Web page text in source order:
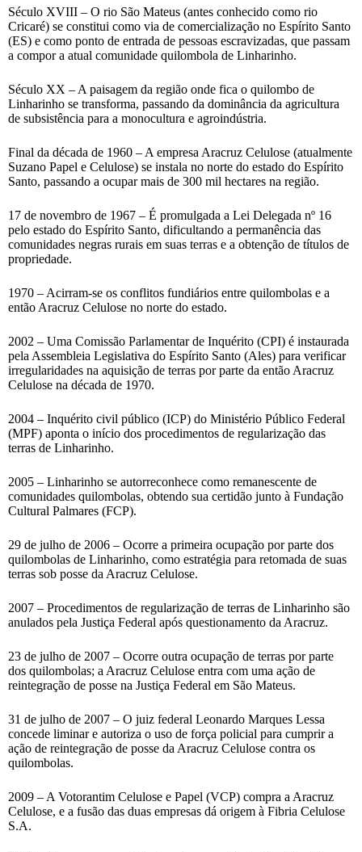
Século XVIII – O rio São Mateus (antes conhecido como rio
Cricaré) se constitui como via de comercialização no Espírito Santo
(ES) e como ponto de entrada de pessoas escravizadas, que passam
a compor a atual comunidade quilombola de Linharinho.
Século XX – A paisagem da região onde fica o quilombo de
Linharinho se transforma, passando da dominância da agricultura
de subsistência para a monocultura e agroindústria.
Final da década de 1960 – A empresa Aracruz Celulose (atualmente
Suzano Papel e Celulose) se instala no norte do estado do Espírito
Santo, passando a ocupar mais de 300 mil hectares na região.
17 de novembro de 1967 – É promulgada a Lei Delegada nº 16
pelo estado do Espírito Santo, dificultando a permanência das
comunidades negras rurais em suas terras e a obtenção de títulos de
propriedade.
1970 – Acirram-se os conflitos fundiários entre quilombolas e a
então Aracruz Celulose no norte do estado.
2002 – Uma Comissão Parlamentar de Inquérito (CPI) é instaurada
pela Assembleia Legislativa do Espírito Santo (Ales) para verificar
irregularidades na aquisição de terras por parte da então Aracruz
Celulose na década de 1970.
2004 – Inquérito civil público (ICP) do Ministério Público Federal
(MPF) aponta o início dos procedimentos de regularização das
terras de Linharinho.
2005 – Linharinho se autorreconhece como remanescente de
comunidades quilombolas, obtendo sua certidão junto à Fundação
Cultural Palmares (FCP).
29 de julho de 2006 – Ocorre a primeira ocupação por parte dos
quilombolas de Linharinho, como estratégia para retomada de suas
terras sob posse da Aracruz Celulose.
2007 – Procedimentos de regularização de terras de Linharinho são
anulados pela Justiça Federal após questionamento da Aracruz.
23 de julho de 2007 – Ocorre outra ocupação de terras por parte
dos quilombolas; a Aracruz Celulose entra com uma ação de
reintegração de posse na Justiça Federal em São Mateus.
31 de julho de 2007 – O juiz federal Leonardo Marques Lessa
concede liminar e autoriza o uso de força policial para cumprir a
ação de reintegração de posse da Aracruz Celulose contra os
quilombolas.
2009 – A Votorantim Celulose e Papel (VCP) compra a Aracruz
Celulose, e a fusão das duas empresas dá origem à Fibria Celulose
S.A.